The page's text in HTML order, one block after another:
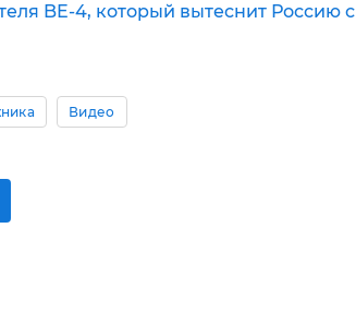
BE-4, который вытеснит Россию с
Видео